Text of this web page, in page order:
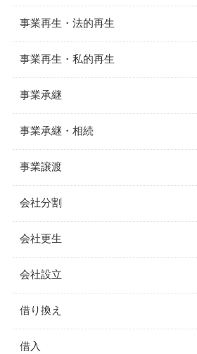
事業再生・法的再生
事業再生・私的再生
事業承継
事業承継・相続
事業譲渡
会社分割
会社更生
会社設立
借り換え
借入